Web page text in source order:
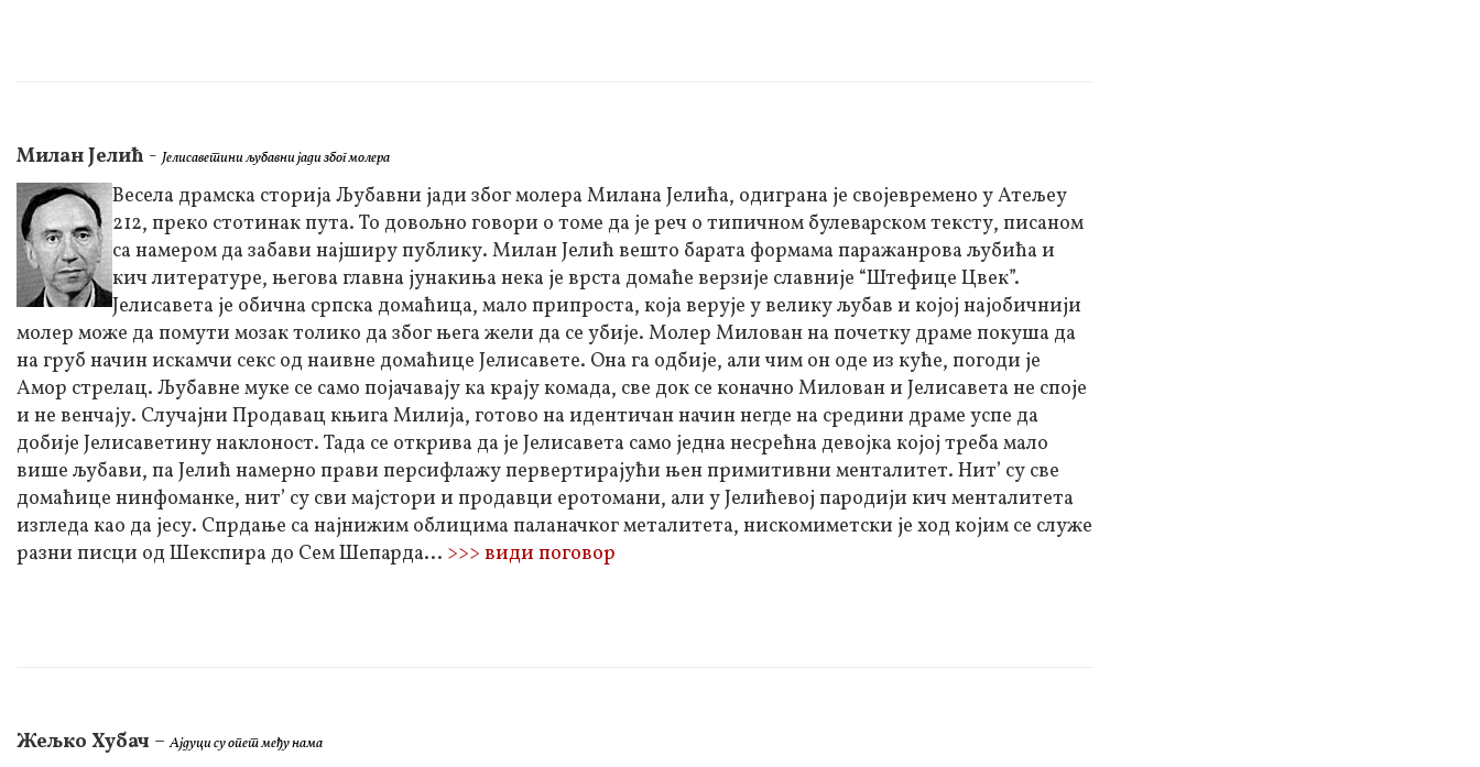
Милан Јелић -Јелисаветини љубавни јади због молера
Весела драмска сторија Љубавни јади због молера Милана Јелића, одиграна је својевремено у Атељеу
212, преко стотинак пута. То довољно говори о томе да је реч о типичном булеварском тексту, писаном
са намером да забави најширу публику. Милан Јелић вешто барата формама паражанрова љубића и
кич литературе, његова главна јунакиња нека је врста домаће верзије славније “Штефице Цвек”.
Јелисавета је обична српска домаћица, мало припроста, која верује у велику љубав и којој најобичнији
молер може да помути мозак толико да због њега жели да се убије. Молер Милован на почетку драме покуша да
на груб начин искамчи секс од наивне домаћице Јелисавете. Она га одбије, али чим он оде из куће, погоди је
Амор стрелац. Љубавне муке се само појачавају ка крају комада, све док се коначно Милован и Јелисавета не споје
и не венчају. Случајни Продавац књига Милија, готово на идентичан начин негде на средини драме успе да
добије Јелисаветину наклоност. Тада се открива да је Јелисавета само једна несрећна девојка којој треба мало
више љубави, па Јелић намерно прави персифлажу первертирајући њен примитивни менталитет. Нит’ су све
домаћице нинфоманке, нит’ су сви мајстори и продавци еротомани, али у Јелићевој пародији кич менталитета
изгледа као да јесу. Спрдање са најнижим облицима паланачког металитета, нискомиметски је ход којим се служе
разни писци од Шекспира до Сем Шепарда... >>> види поговор
Жељко Хубач –Ајдуци су опет међу нама